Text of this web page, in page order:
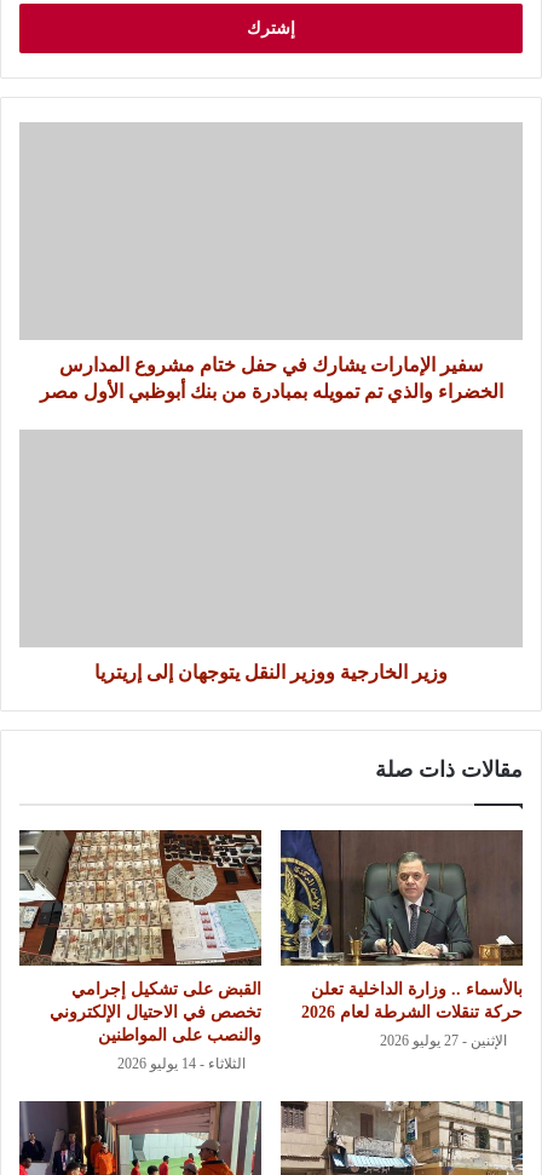
سفير الإمارات يشارك في حفل ختام مشروع المدارس
الخضراء والذي تم تمويله بمبادرة من بنك أبوظبي الأول مصر
وزير الخارجية ووزير النقل يتوجهان إلى إريتريا
مقالات ذات صلة
بالأسماء .. وزارة الداخلية تعلن
حركة تنقلات الشرطة لعام 2026
الإثنين - 27 يوليو 2026
القبض على تشكيل إجرامي
تخصص في الاحتيال الإلكتروني
والنصب على المواطنين
الثلاثاء - 14 يوليو 2026